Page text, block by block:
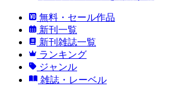
無料・セール作品
新刊一覧
新刊雑誌一覧
ランキング
ジャンル
雑誌・レーベル